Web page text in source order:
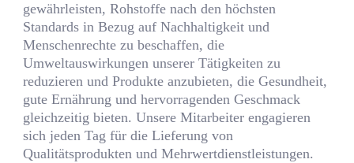
gewährleisten, Rohstoffe nach den höchsten
Standards in Bezug auf Nachhaltigkeit und
Menschenrechte zu beschaffen, die
Umweltauswirkungen unserer Tätigkeiten zu
reduzieren und Produkte anzubieten, die Gesundheit,
gute Ernährung und hervorragenden Geschmack
gleichzeitig bieten. Unsere Mitarbeiter engagieren
sich jeden Tag für die Lieferung von
Qualitätsprodukten und Mehrwertdienstleistungen.